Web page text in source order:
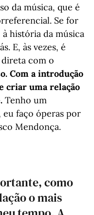
da música, que é
Se for
história da música
E, às vezes, é
com o
Com a introdução
criar uma relação
Tenho um
faço óperas por
Mendonça.
como
o mais